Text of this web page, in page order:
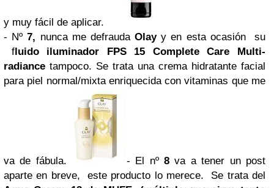
y muy fácil de aplicar.
- Nº7, nunca me defraudaOlayy en esta ocasión su
fluido iluminador FPS 15 Complete Care Multi-
radiance tampoco. Se trata una crema hidratante facial
para piel normal/mixta enriquecida con vitaminas que me
va de fábula. - El nº8 va a tener un post
aparte en breve, este producto lo merece. Se trata del